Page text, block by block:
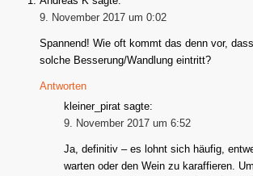
9. November 2017 um 0:02
Spannend! Wie oft kommt das denn vor,
solche Besserung/Wandlung eintritt?
Antworten
kleiner_pirat sagte:
9. November 2017 um 6:52
Ja, definitiv – es lohnt sich häufig,
warten oder den Wein zu karaffieren.